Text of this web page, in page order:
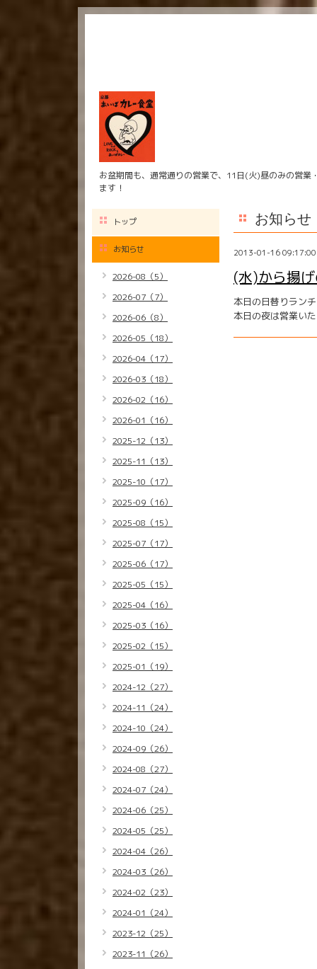
お盆期間も、通常通りの営業で、11日(火)昼のみの営
ます！
お知らせ
2013-01-16 09:17:00
(水)から揚
本日の日替りラン
本日の夜は営業い
トップ
お知らせ
2026-08（5）
2026-07（7）
2026-06（8）
2026-05（18）
2026-04（17）
2026-03（18）
2026-02（16）
2026-01（16）
2025-12（13）
2025-11（13）
2025-10（17）
2025-09（16）
2025-08（15）
2025-07（17）
2025-06（17）
2025-05（15）
2025-04（16）
2025-03（16）
2025-02（15）
2025-01（19）
2024-12（27）
2024-11（24）
2024-10（24）
2024-09（26）
2024-08（27）
2024-07（24）
2024-06（25）
2024-05（25）
2024-04（26）
2024-03（26）
2024-02（23）
2024-01（24）
2023-12（25）
2023-11（26）